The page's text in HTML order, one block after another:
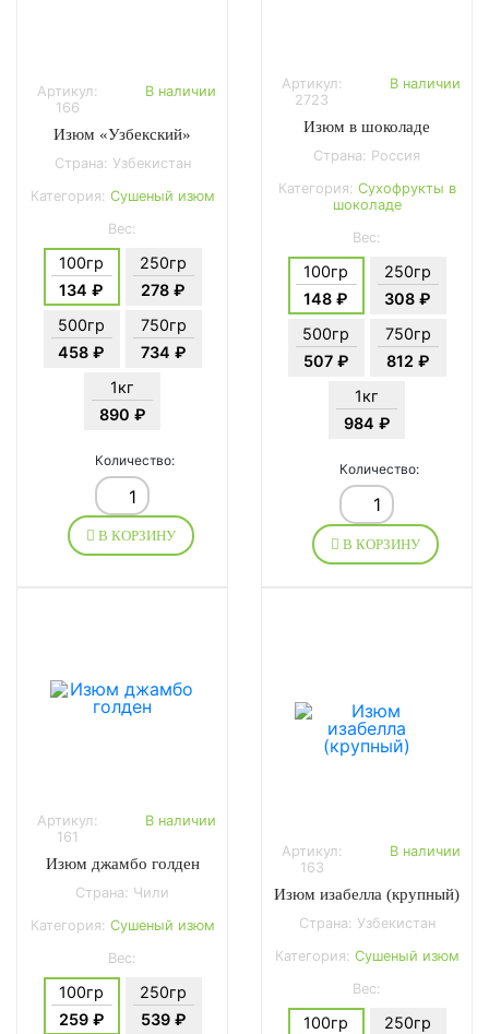
Артикул:
166
В наличии
Изюм «Узбекский»
Страна: Узбекистан
Категория: Сушеный изюм
Вес:
100гр
134 ₽
250гр
278 ₽
500гр
458 ₽
750гр
734 ₽
1кг
890 ₽
Количество:
В КОРЗИНУ
Артикул:
2723
В наличии
Изюм в шоколаде
Страна: Россия
Категория: Сухофрукты в
шоколаде
Вес:
100гр
148 ₽
250гр
308 ₽
500гр
507 ₽
750гр
812 ₽
1кг
984 ₽
Количество:
В КОРЗИНУ
Артикул:
161
В наличии
Изюм джамбо голден
Страна: Чили
Категория: Сушеный изюм
Вес:
100гр
259 ₽
250гр
539 ₽
Артикул:
163
В наличии
Изюм изабелла (крупный)
Страна: Узбекистан
Категория: Сушеный изюм
Вес:
100гр
250гр